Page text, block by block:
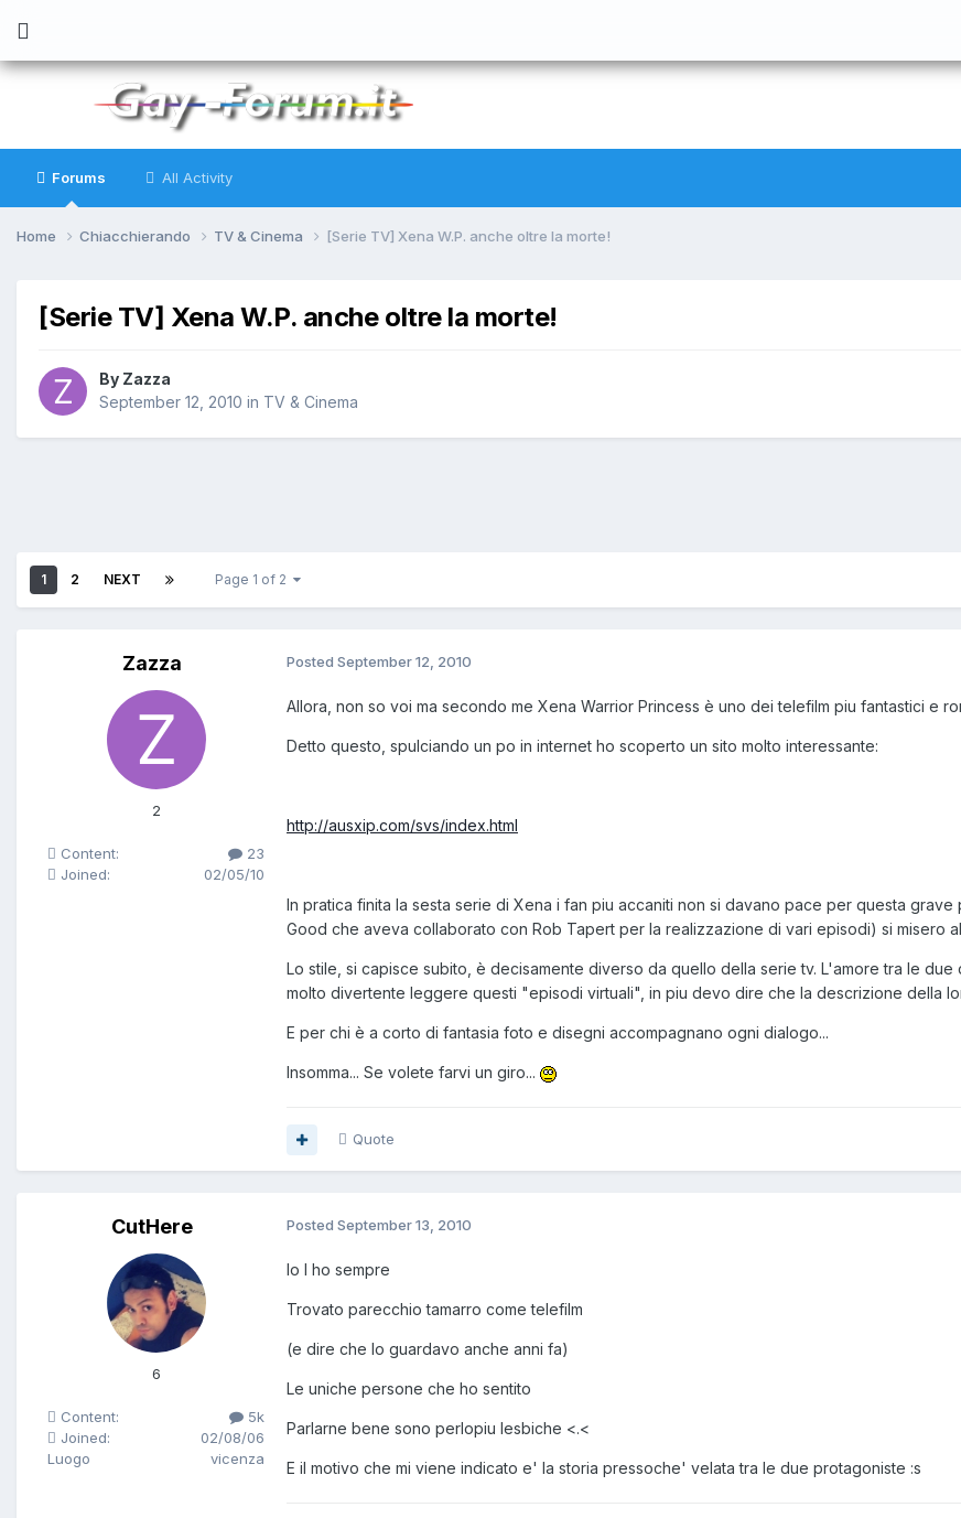
Forums All Activity
Home Chiacchierando TV & Cinema [Serie TV] Xena W.P. anche oltre la morte!
[Serie TV] Xena W.P. anche oltre la morte!
By Zazza
September 12, 2010 in TV & Cinema
1 2 NEXT Page 1 of 2
Zazza
2
Content:
23
Joined:
02/05/10
Posted September 12, 2010
Allora, non so voi ma secondo me Xena Warrior Princess è uno dei telefilm piu fantastici e
Detto questo, spulciando un po in internet ho scoperto un sito molto interessante:
http://ausxip.com/svs/index.html
In pratica finita la sesta serie di Xena i fan piu accaniti non si davano pace per questa
Good che aveva collaborato con Rob Tapert per la realizzazione di vari episodi) si misero
Lo stile, si capisce subito, è decisamente diverso da quello della serie tv. L'amore tra le
molto divertente leggere questi "episodi virtuali", in piu devo dire che la descrizione della
E per chi è a corto di fantasia foto e disegni accompagnano ogni dialogo...
Insomma... Se volete farvi un giro...
Quote
CutHere
6
Content:
5k
Joined:
02/08/06
Luogo
vicenza
Posted September 13, 2010
Io l ho sempre
Trovato parecchio tamarro come telefilm
(e dire che lo guardavo anche anni fa)
Le uniche persone che ho sentito
Parlarne bene sono perlopiu lesbiche <.<
E il motivo che mi viene indicato e' la storia pressoche' velata tra le due protagoniste :s